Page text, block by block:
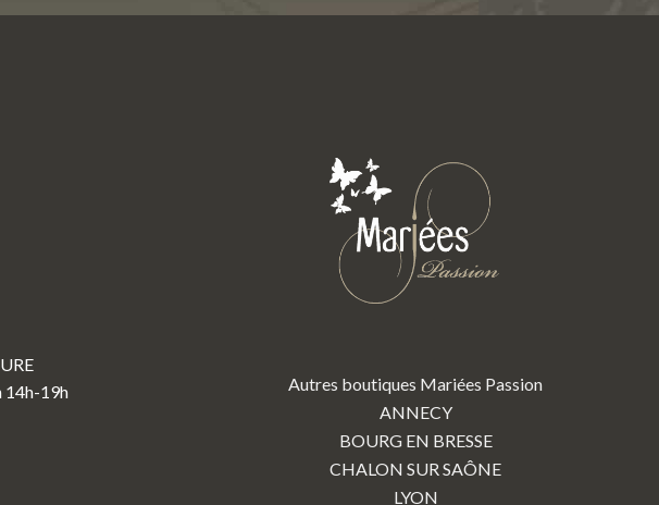
14h-19h
Autres boutiques Mariées Passion
ANNECY
BOURG EN BRESSE
CHALON SUR SAÔNE
LYON